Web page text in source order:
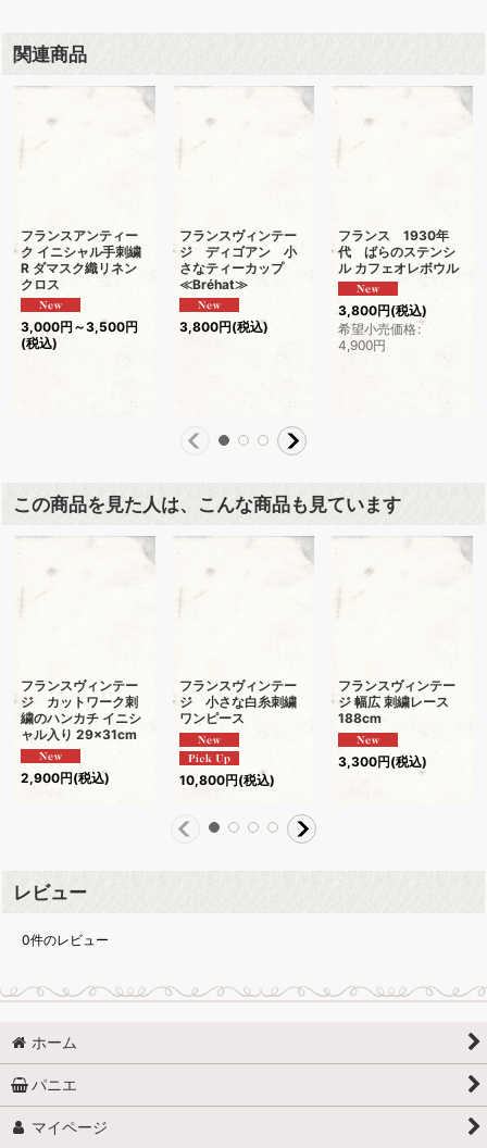
関連商品
フランスアンティー
ク イニシャル手刺繍
R ダマスク織リネン
クロス
3,000円 ～3,500円
(税込)
フランスヴィンテー
ジ ディゴアン 小
さなティーカップ
≪Bréhat≫
3,800円(税込)
フランス 1930年
代 ばらのステンシ
ル カフェオレボウル
3,800円(税込)
希望小売価格:
4,900円
この商品を見た人は、こんな商品も見ています
フランスヴィンテー
ジ カットワーク刺
繍のハンカチ イニシ
ャル入り 29×31cm
2,900円(税込)
フランスヴィンテー
ジ 小さな白糸刺繍
ワンピース
10,800円(税込)
フランスヴィンテー
ジ 幅広 刺繍レース
188cm
3,300円(税込)
レビュー
0件のレビュー
ホーム
パニエ
マイページ